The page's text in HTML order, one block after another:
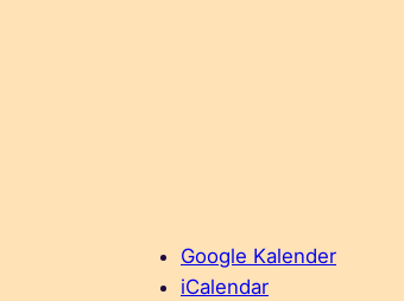
Google Kalender
iCalendar